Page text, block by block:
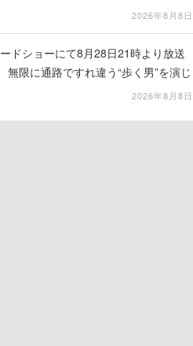
2026年8月8日
ドショーにて8月28日21時より放送
限に通路ですれ違う“歩く男”を演じ
2026年8月8日